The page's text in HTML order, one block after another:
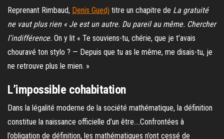
Reprenant Rimbaud, Denis Guedj titre un chapitre de La gratuité
ne vaut plus rien « Je est un autre. Du pareil au même. Chercher
l’indifférence. On y lit « Te souviens-tu, chérie, que je t’avais
chouravé ton stylo ? — Depuis que tu as le même, me disais-tu, je
ne retrouve plus le mien. »
L’impossible cohabitation
Dans la légalité moderne de la société mathématique, la définition
constitue la naissance officielle d’un être….Confrontées à
l’obligation de définition, les mathématiques n’ont cessé de